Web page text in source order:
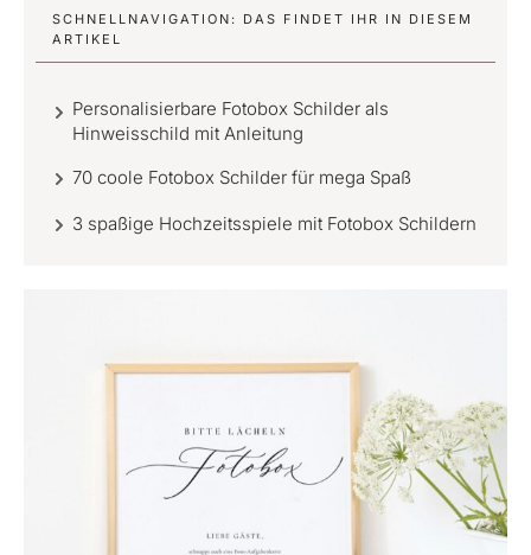
SCHNELLNAVIGATION: DAS FINDET IHR IN DIESEM
ARTIKEL
Personalisierbare Fotobox Schilder als
Hinweisschild mit Anleitung
70 coole Fotobox Schilder für mega Spaß
3 spaßige Hochzeitsspiele mit Fotobox Schildern